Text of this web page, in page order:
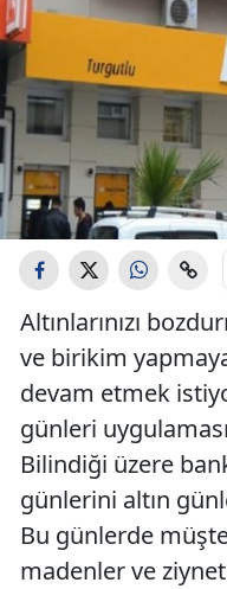
Altınlarınızı
ve birikim
devam etmek
günleri
Bilindiği üzere
günlerini altın
Bu günlerde
madenler ve